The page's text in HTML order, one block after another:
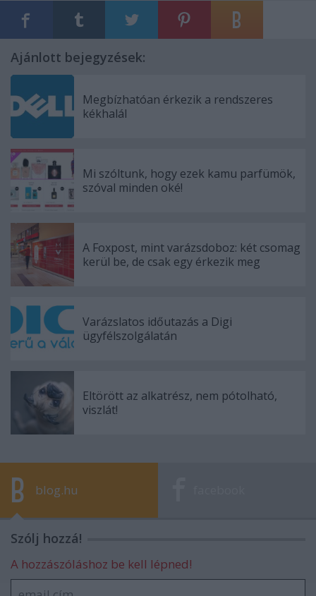
Ajánlott bejegyzések:
Megbízhatóan érkezik a rendszeres
kékhalál
Mi szóltunk, hogy ezek kamu parfümök,
szóval minden oké!
A Foxpost, mint varázsdoboz: két csomag
kerül be, de csak egy érkezik meg
Varázslatos időutazás a Digi
ügyfélszolgálatán
Eltörött az alkatrész, nem pótolható,
viszlát!
blog.hu
Szólj hozzá!
A hozzászóláshoz be kell lépned!